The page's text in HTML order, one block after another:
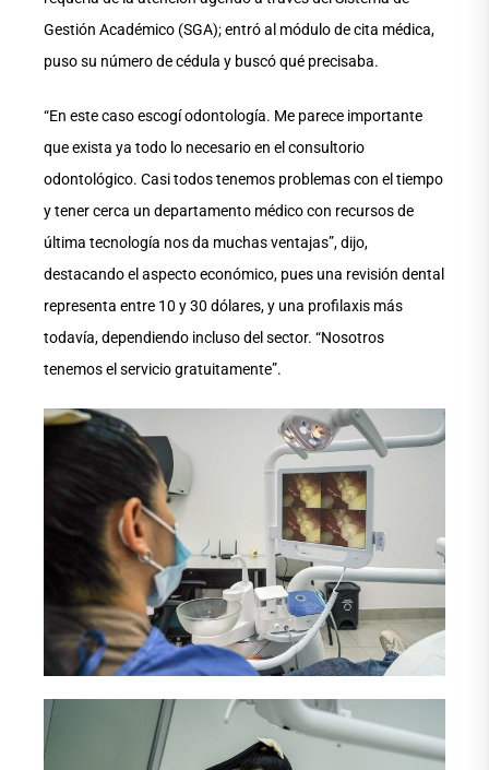
Gestión Académico (SGA); entró al módulo de cita médica,
puso su número de cédula y buscó qué precisaba.
“En este caso escogí odontología. Me parece importante
que exista ya todo lo necesario en el consultorio
odontológico. Casi todos tenemos problemas con el tiempo
y tener cerca un departamento médico con recursos de
última tecnología nos da muchas ventajas”, dijo,
destacando el aspecto económico, pues una revisión dental
representa entre 10 y 30 dólares, y una profilaxis más
todavía, dependiendo incluso del sector. “Nosotros
tenemos el servicio gratuitamente”.